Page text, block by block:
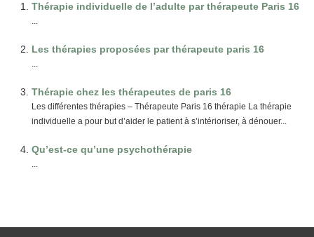
Thérapie individuelle de l’adulte par thérapeute Paris 16
...
Les thérapies proposées par thérapeute paris 16
...
Thérapie chez les thérapeutes de paris 16
Les différentes thérapies – Thérapeute Paris 16 thérapie La thérapie
individuelle a pour but d’aider le patient à s’intérioriser, à dénouer...
Qu’est-ce qu’une psychothérapie
...